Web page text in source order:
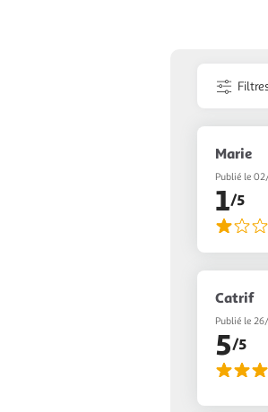
Marie
Publié le
1/5
Catrif
Publié le
5/5